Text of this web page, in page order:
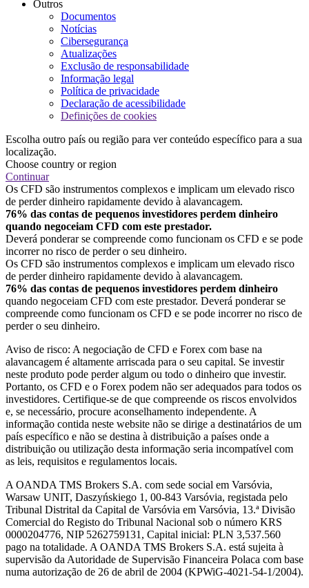
Outros
Documentos
Notícias
Cibersegurança
Atualizações
Exclusão de responsabilidade
Informação legal
Política de privacidade
Declaração de acessibilidade
Definições de cookies
Escolha outro país ou região para ver conteúdo específico para a sua
localização.
Choose country or region
Continuar
Os CFD são instrumentos complexos e implicam um elevado risco
de perder dinheiro rapidamente devido à alavancagem.
76% das contas de pequenos investidores perdem dinheiro
quando negoceiam CFD com este prestador.
Deverá ponderar se compreende como funcionam os CFD e se pode
incorrer no risco de perder o seu dinheiro.
Os CFD são instrumentos complexos e implicam um elevado risco
de perder dinheiro rapidamente devido à alavancagem.
76% das contas de pequenos investidores perdem dinheiro
quando negoceiam CFD com este prestador. Deverá ponderar se
compreende como funcionam os CFD e se pode incorrer no risco de
perder o seu dinheiro.
Aviso de risco: A negociação de CFD e Forex com base na
alavancagem é altamente arriscada para o seu capital. Se investir
neste produto pode perder algum ou todo o dinheiro que investir.
Portanto, os CFD e o Forex podem não ser adequados para todos os
investidores. Certifique-se de que compreende os riscos envolvidos
e, se necessário, procure aconselhamento independente. A
informação contida neste website não se dirige a destinatários de um
país específico e não se destina à distribuição a países onde a
distribuição ou utilização desta informação seria incompatível com
as leis, requisitos e regulamentos locais.
A OANDA TMS Brokers S.A. com sede social em Varsóvia,
Warsaw UNIT, Daszyńskiego 1, 00-843 Varsóvia, registada pelo
Tribunal Distrital da Capital de Varsóvia em Varsóvia, 13.ª Divisão
Comercial do Registo do Tribunal Nacional sob o número KRS
0000204776, NIP 5262759131, Capital inicial: PLN 3,537.560
pago na totalidade. A OANDA TMS Brokers S.A. está sujeita à
supervisão da Autoridade de Supervisão Financeira Polaca com base
numa autorização de 26 de abril de 2004 (KPWiG-4021-54-1/2004).